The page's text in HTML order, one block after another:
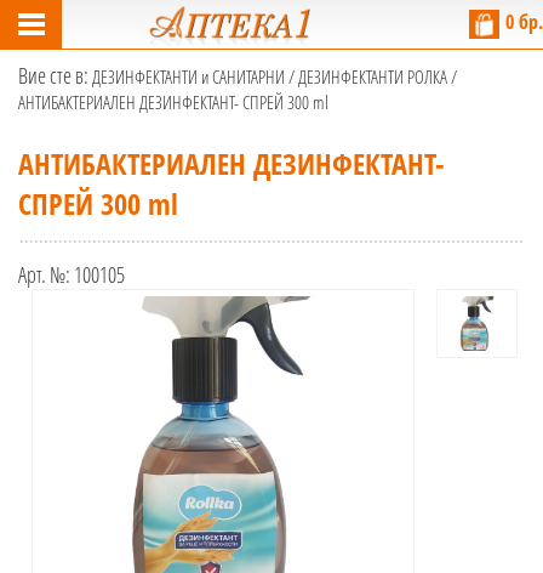
0 бр.
Вие сте в: ДЕЗИНФЕКТАНТИ и САНИТАРНИ /ДЕЗИНФЕКТАНТИ РОЛКА/
АНТИБАКТЕРИАЛЕН ДЕЗИНФЕКТАНТ- СПРЕЙ 300 ml
АНТИБАКТЕРИАЛЕН ДЕЗИНФЕКТАНТ-
СПРЕЙ 300 ml
Арт. №: 100105